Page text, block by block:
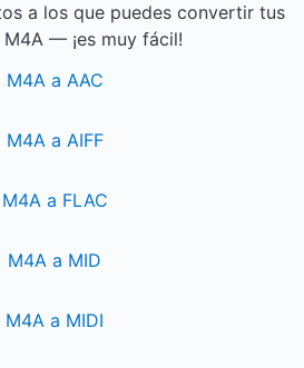
a los que puedes convertir tus
— ¡es muy fácil!
M4A a AAC
M4A a AIFF
M4A a FLAC
M4A a MID
M4A a MIDI